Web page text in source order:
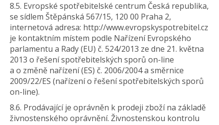
8.5. Evropské spotřebitelské centrum Česká republika,
se sídlem Štěpánská 567/15, 120 00 Praha 2,
internetová adresa: http://www.evropskyspotrebitel.cz
je kontaktním místem podle Nařízení Evropského
parlamentu a Rady (EU) č. 524/2013 ze dne 21. května
2013 o řešení spotřebitelských sporů on-line
a o změně nařízení (ES) č. 2006/2004 a směrnice
2009/22/ES (nařízení o řešení spotřebitelských sporů
on-line).
8.6. Prodávající je oprávněn k prodeji zboží na základě
živnostenského oprávnění. Živnostenskou kontrolu